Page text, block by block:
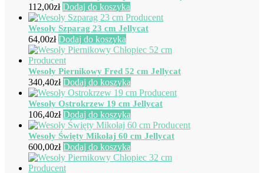
112,00zł Dodaj do koszyka
Wesoły Szparag 23 cm Jellycat
64,00zł Dodaj do koszyka
Wesoły Piernikowy Fred 52 cm Jellycat
340,40zł Dodaj do koszyka
Wesoły Ostrokrzew 19 cm Jellycat
106,40zł Dodaj do koszyka
Wesoły Święty Mikołaj 60 cm Jellycat
600,00zł Dodaj do koszyka